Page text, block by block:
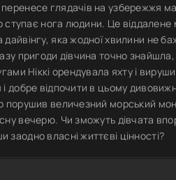
глядачів на узбережжя
ступає нога людини. Це віддалене
яка жодної хвилини не
пригоди дівчина точно знайшла,
Ніккі орендувала яхту і
добре відпочити в цьому
порушив величезний морський
вечерю. Чи зможуть дівчата
власні життєві цінності?